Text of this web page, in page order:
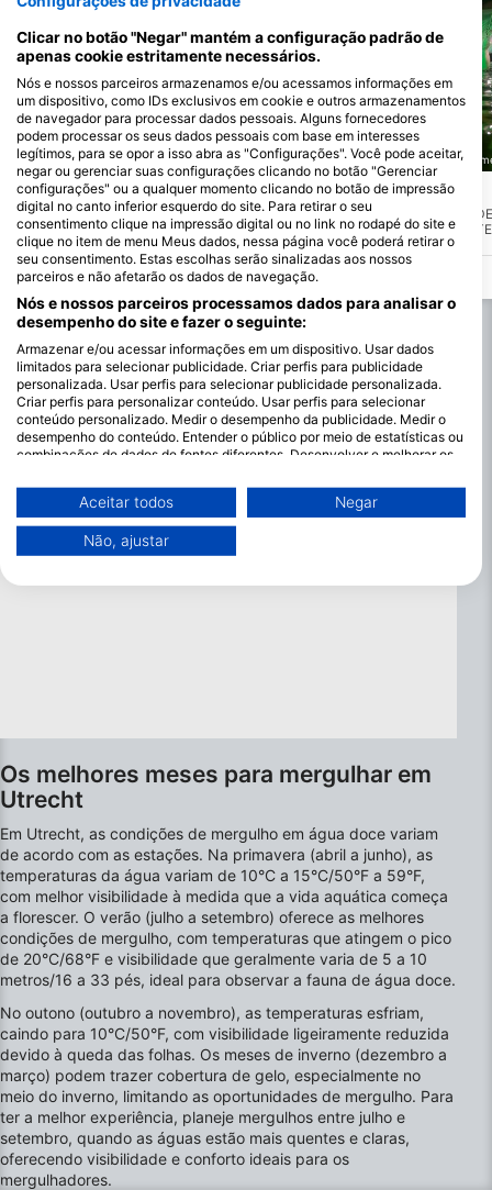
Dutch Scuba Divers, 2282 GX Rijswijk
Zandeiland 4(★3.9)
O Zandeiland 4 é um dos lagos mais
bonitos e diversificados para mergulhar
na Holanda. Desde objetos na zona de
mergulho até profundidades maiores
para mergulhos mais técnicos. As
estacionar perto da água. O mergulho
requer uma autorização que deve ser
na loja.
Go Dive Woerden, 3481CT
Escapepool(★3.4)
APÓS MUITAS HORAS
RECONSTRUÇÃO,
POEIRA E SE
MUITAS NOITES SEM
REINVENTAMOS
Os melhores meses para mergulhar em
Utrecht
Em Utrecht, as condições de mergulho em água doce variam
de acordo com as estações. Na primavera (abril a junho), as
temperaturas da água variam de 10°C a 15°C/50°F a 59°F,
com melhor visibilidade à medida que a vida aquática começa
a florescer. O verão (julho a setembro) oferece as melhores
condições de mergulho, com temperaturas que atingem o pico
de 20°C/68°F e visibilidade que geralmente varia de 5 a 10
metros/16 a 33 pés, ideal para observar a fauna de água doce.
No outono (outubro a novembro), as temperaturas esfriam,
caindo para 10°C/50°F, com visibilidade ligeiramente reduzida
devido à queda das folhas. Os meses de inverno (dezembro a
março) podem trazer cobertura de gelo, especialmente no
meio do inverno, limitando as oportunidades de mergulho. Para
ter a melhor experiência, planeje mergulhos entre julho e
setembro, quando as águas estão mais quentes e claras,
oferecendo visibilidade e conforto ideais para os
mergulhadores.
Clicar no botão "Negar" mantém a configuração padrão de
apenas cookie estritamente necessários.
Nós e nossos parceiros armazenamos e/ou acessamos informações em
um dispositivo, como IDs exclusivos em cookie e outros armazenamentos
de navegador para processar dados pessoais. Alguns fornecedores
podem processar os seus dados pessoais com base em interesses
legítimos, para se opor a isso abra as "Configurações". Você pode aceitar,
negar ou gerenciar suas configurações clicando no botão "Gerenciar
configurações" ou a qualquer momento clicando no botão de impressão
digital no canto inferior esquerdo do site. Para retirar o seu
consentimento clique na impressão digital ou no link no rodapé do site e
clique no item de menu Meus dados, nessa página você poderá retirar o
seu consentimento. Estas escolhas serão sinalizadas aos nossos
parceiros e não afetarão os dados de navegação.
Nós e nossos parceiros processamos dados para analisar o
desempenho do site e fazer o seguinte:
Armazenar e/ou acessar informações em um dispositivo. Usar dados
limitados para selecionar publicidade. Criar perfis para publicidade
personalizada. Usar perfis para selecionar publicidade personalizada.
Criar perfis para personalizar conteúdo. Usar perfis para selecionar
conteúdo personalizado. Medir o desempenho da publicidade. Medir o
desempenho do conteúdo. Entender o público por meio de estatísticas ou
combinações de dados de fontes diferentes. Desenvolver e melhorar os
Você pode encontrar mais informações sobre o uso de dados pelo Google
aqui: https://business.safety.google/privacy/
Os dados podem ser partilhados fora da União Europeia e enviados para
este site/aplicativo.
Usar dados limitados para selecionar
publicidade
Criar perfis para publicidade personalizada
Usar perfis para selecionar publicidade
personalizada
Criar perfis para personalizar conteúdo
Usar perfis para selecionar conteúdo
personalizado
Medir o desempenho da publicidade
Medir o desempenho do conteúdo
Entender o público por meio de estatísticas
ou combinações de dados de fontes
diferentes.
Aceitar todos Negar
Não, ajustar